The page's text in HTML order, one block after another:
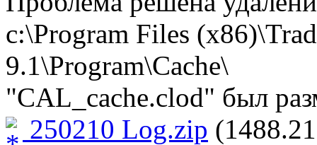
c:\Program Files
9.1\Program\Cache\
"CAL_cache.clod" был
250210 Log.zip